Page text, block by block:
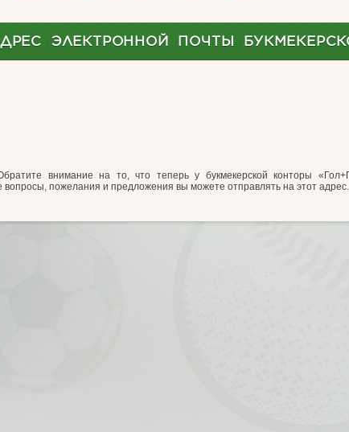
ЭЛЕКТРОННОЙ ПОЧТЫ
внимание на то, что теперь у букмекерской конторы
вопросы, пожелания и предложения вы можете отправлять на этот адрес.